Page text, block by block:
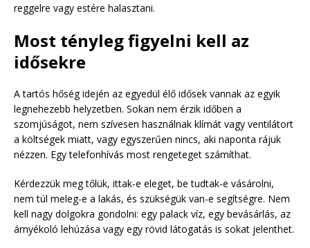
reggelre vagy estére halasztani.
Most tényleg figyelni kell az
idősekre
A tartós hőség idején az egyedül élő idősek vannak az egyik
legnehezebb helyzetben. Sokan nem érzik időben a
szomjúságot, nem szívesen használnak klímát vagy ventilátort
a költségek miatt, vagy egyszerűen nincs, aki naponta rájuk
nézzen. Egy telefonhívás most rengeteget számíthat.
Kérdezzük meg tőlük, ittak-e eleget, be tudtak-e vásárolni,
nem túl meleg-e a lakás, és szükségük van-e segítségre. Nem
kell nagy dolgokra gondolni: egy palack víz, egy bevásárlás, az
árnyékoló lehúzása vagy egy rövid látogatás is sokat jelenthet.